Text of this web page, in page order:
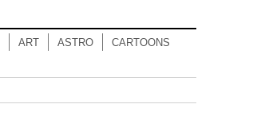
ART ASTRO CARTOONS